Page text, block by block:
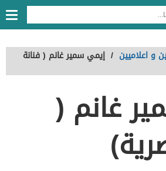
و اعلاميين / إيمي سمير غانم ( فنانة
غانم (